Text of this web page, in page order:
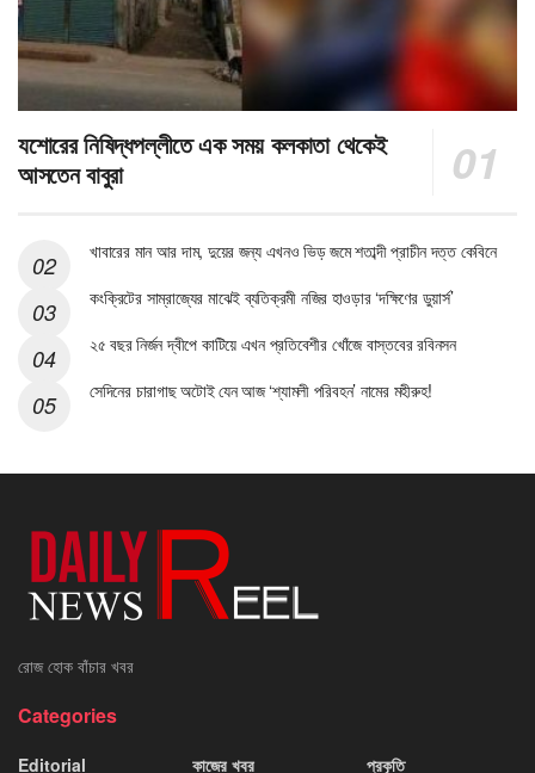
যশোরের নিষিদ্ধপল্লীতে এক সময় কলকাতা থেকেই
আসতেন বাবুরা
খাবারের মান আর দাম, দুয়ের জন্য এখনও ভিড় জমে শতাব্দী প্রাচীন দত্ত কেবিনে
কংক্রিটের সাম্রাজ্যের মাঝেই ব্যতিক্রমী নজির হাওড়ার ‘দক্ষিণের ডুয়ার্স’
২৫ বছর নির্জন দ্বীপে কাটিয়ে এখন প্রতিবেশীর খোঁজে বাস্তবের রবিনসন
সেদিনের চারাগাছ অটোই যেন আজ ‘শ্যামলী পরিবহন’ নামের মহীরুহ!
রোজ হোক বাঁচার খবর
Categories
Editorial
কাজের খবর
প্রকৃতি